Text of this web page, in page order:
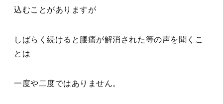
込むことがありますが
しばらく続けると腰痛が解消された等の声を聞くこ
とは
一度や二度ではありません。